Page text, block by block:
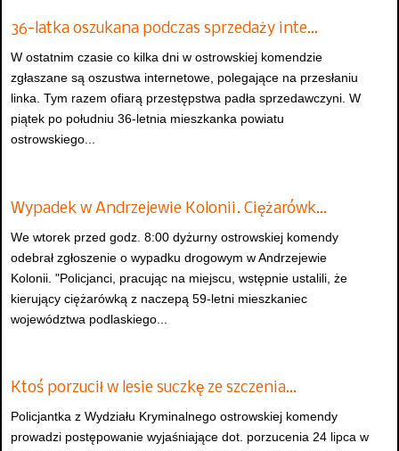
36-latka oszukana podczas sprzedaży inte…
W ostatnim czasie co kilka dni w ostrowskiej komendzie
zgłaszane są oszustwa internetowe, polegające na przesłaniu
linka. Tym razem ofiarą przestępstwa padła sprzedawczyni. W
piątek po południu 36-letnia mieszkanka powiatu
ostrowskiego...
Wypadek w Andrzejewie Kolonii. Ciężarówk…
We wtorek przed godz. 8:00 dyżurny ostrowskiej komendy
odebrał zgłoszenie o wypadku drogowym w Andrzejewie
Kolonii. "Policjanci, pracując na miejscu, wstępnie ustalili, że
kierujący ciężarówką z naczepą 59-letni mieszkaniec
województwa podlaskiego...
Ktoś porzucił w lesie suczkę ze szczenia…
Policjantka z Wydziału Kryminalnego ostrowskiej komendy
prowadzi postępowanie wyjaśniające dot. porzucenia 24 lipca w